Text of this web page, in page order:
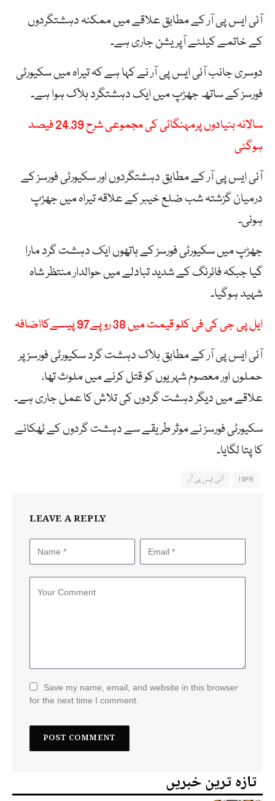
آئی ایس پی آر کے مطابق علاقے میں ممکنہ دہشتگردوں
کے خاتمے کیلئے آپریشن جاری ہے۔
دوسری جانب آئی ایس پی آر نے کہا ہے کہ تیراہ میں سکیورٹی
فورسز کے ساتھ جھڑپ میں ایک دہشتگرد ہلاک ہوا ہے۔
سالانہ بنیادوں پرمہنگائی کی مجموعی شرح 24.39 فیصد
ہوگئی
آئی ایس پی آر کے مطابق دہشتگردوں اور سکیورٹی فورسز کے
درمیان گزشتہ شب ضلع خیبر کے علاقہ تیراہ میں جھڑپ
ہوئی۔
جھڑپ میں سکیورٹی فورسز کے ہاتھوں ایک دہشت گرد مارا
گیا جبکہ فائرنگ کے شدید تبادلے میں حوالدار منتظر شاہ
شہید ہوگیا۔
ایل پی جی کی فی کلو قیمت میں 38 روپے97 پیسےکااضافہ
آئی ایس پی آر کے مطابق ہلاک دہشت گرد سکیورٹی فورسز پر
حملوں اور معصوم شہریوں کو قتل کرنے میں ملوث تھا،
علاقے میں دیگر دہشت گردوں کی تلاش کا عمل جاری ہے۔
سکیورٹی فورسز نے موثر طریقے سے دہشت گردوں کے ٹھکانے
کا پتا لگایا۔
ISPR آئی ایس پی آر
LEAVE A REPLY
Save my name, email, and website in this browser
for the next time I comment.
تازہ ترین خبریں